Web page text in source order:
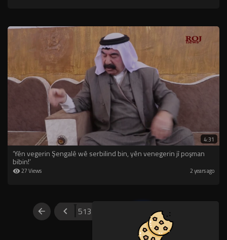
4:31
‘Yên vegerin Şengalê wê serbilind bin, yên venegerin jî poşman
bibin!’
27 Views 2 years ago
513